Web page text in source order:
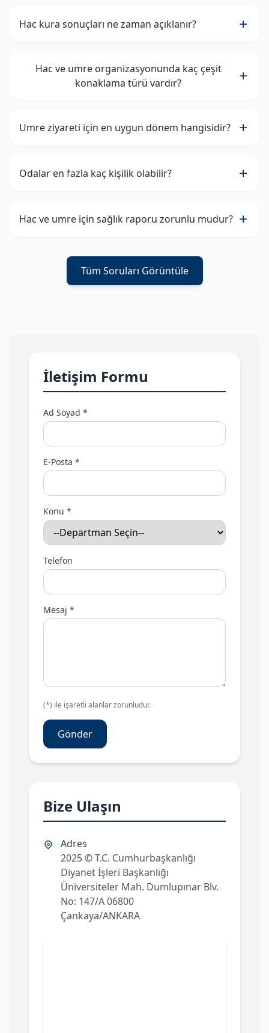
Hac kura sonuçları ne zaman açıklanır?
Hac ve umre organizasyonunda kaç çeşit
konaklama türü vardır?
Umre ziyareti için en uygun dönem hangisidir?
Odalar en fazla kaç kişilik olabilir?
Hac ve umre için sağlık raporu zorunlu mudur?
Tüm Soruları Görüntüle
İletişim Formu
Ad Soyad *
E-Posta *
Konu *
Telefon
Mesaj *
(*) ile işaretli alanlar zorunludur.
Gönder
Bize Ulaşın
Adres
2025 © T.C. Cumhurbaşkanlığı
Diyanet İşleri Başkanlığı
Üniversiteler Mah. Dumlupınar Blv.
No: 147/A 06800
Çankaya/ANKARA